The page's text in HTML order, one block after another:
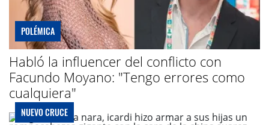
POLÉMICA
Habló la influencer del conflicto con
Facundo Moyano: "Tengo errores como
cualquiera"
NUEVO CRUCE